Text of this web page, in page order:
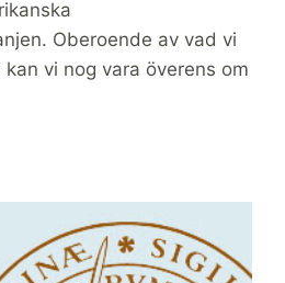
Oberoende av vad vi
vi nog vara överens om